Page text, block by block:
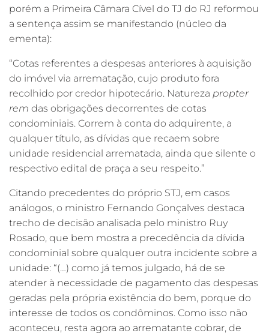
porém a Primeira Câmara Cível do TJ do RJ reformou
a sentença assim se manifestando (núcleo da
ementa):
“Cotas referentes a despesas anteriores à aquisição
do imóvel via arrematação, cujo produto fora
recolhido por credor hipotecário. Natureza propter
rem das obrigações decorrentes de cotas
condominiais. Correm à conta do adquirente, a
qualquer título, as dívidas que recaem sobre
unidade residencial arrematada, ainda que silente o
respectivo edital de praça a seu respeito.”
Citando precedentes do próprio STJ, em casos
análogos, o ministro Fernando Gonçalves destaca
trecho de decisão analisada pelo ministro Ruy
Rosado, que bem mostra a precedência da dívida
condominial sobre qualquer outra incidente sobre a
unidade: “(…) como já temos julgado, há de se
atender à necessidade de pagamento das despesas
geradas pela própria existência do bem, porque do
interesse de todos os condôminos. Como isso não
aconteceu, resta agora ao arrematante cobrar, de